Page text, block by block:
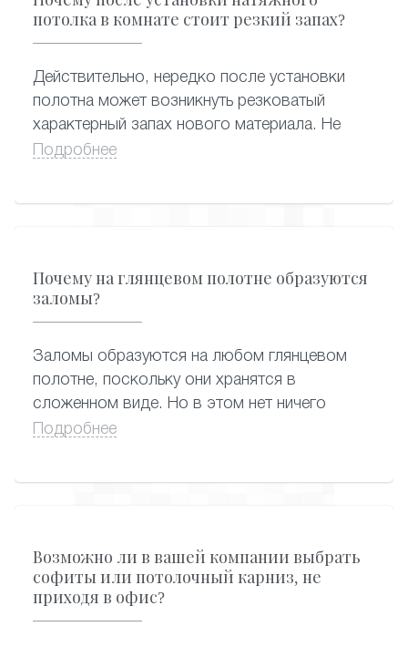
потолка в комнате стоит резкий запах?
Действительно, нередко после установки
полотна может возникнуть резковатый
характерный запах нового материала. Не
стоит волноваться: он, как правило,
они самые востребованные, и их быстро
практически полностью потерять запах, пока
находятся на складе.
Подробнее
Почему на глянцевом полотне образуются
заломы?
Заломы образуются на любом глянцевом
полотне, поскольку они хранятся в
сложенном виде. Но в этом нет ничего
страшного, поскольку заломы заметны
абсолютно гладким.
Подробнее
Возможно ли в вашей компании выбрать
софиты или потолочный карниз, не
приходя в офис?